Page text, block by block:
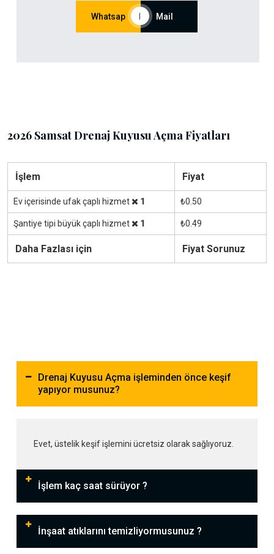
Whatsap Mail
2026 Samsat Drenaj Kuyusu Açma Fiyatları
İşlem Fiyat
Ev içerisinde ufak çaplı hizmet 1 ₺0.50
Şantiye tipi büyük çaplı hizmet 1 ₺0.49
Daha Fazlası için Fiyat Sorunuz
Drenaj Kuyusu Açma işleminden önce keşif
yapıyor musunuz?
Evet, üstelik keşif işlemini ücretsiz olarak sağlıyoruz.
İşlem kaç saat sürüyor ?
İnşaat atıklarını temizliyormusunuz ?